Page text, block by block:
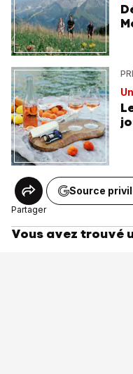
Partager
Source
Vous avez trouvé